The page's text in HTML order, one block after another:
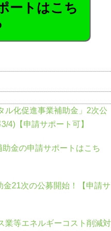
ートはこち
ル化促進事業補助金」2次公
4)【申請サポート可】
助金の申請サポートはこち
金21次の公募開始！【申請サ
業等エネルギーコスト削減対